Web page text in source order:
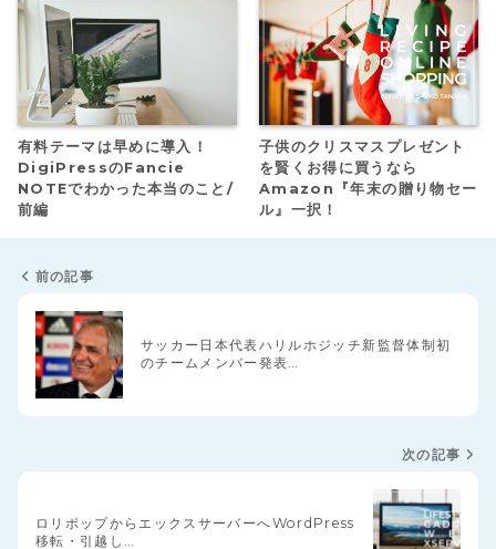
有料テーマは早めに導入！
DigiPressのFancie
NOTEでわかった本当のこと/
前編
子供のクリスマスプレゼント
を賢くお得に買うなら
Amazon『年末の贈り物セー
ル』一択！
前の記事
サッカー日本代表ハリルホジッチ新監督体制初
のチームメンバー発表…
次の記事
ロリポップからエックスサーバーへWordPress
移転・引越し…